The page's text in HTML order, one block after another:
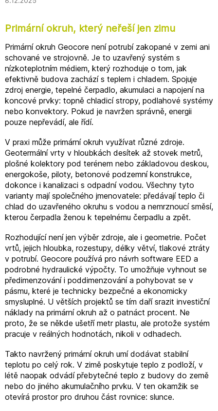
Primární okruh, který neřeší jen zimu
Primární okruh Geocore není potrubí zakopané v zemi ani
schované ve strojovně. Je to uzavřený systém s
nízkoteplotním médiem, který rozhoduje o tom, jak
efektivně budova zachází s teplem i chladem. Spojuje
zdroj energie, tepelné čerpadlo, akumulaci a napojení na
koncové prvky: topně chladicí stropy, podlahové systémy
nebo konvektory. Pokud je navržen správně, energii
pouze nepřevádí, ale řídí.
V praxi může primární okruh využívat různé zdroje.
Geotermální vrty v hloubkách desítek až stovek metrů,
plošné kolektory pod terénem nebo základovou deskou,
energokoše, piloty, betonové podzemní konstrukce,
dokonce i kanalizaci s odpadní vodou. Všechny tyto
varianty mají společného jmenovatele: předávají teplo či
chlad do uzavřeného okruhu s vodou a nemrznoucí směsí,
kterou čerpadla ženou k tepelnému čerpadlu a zpět.
Rozhodující není jen výběr zdroje, ale i geometrie. Počet
vrtů, jejich hloubka, rozestupy, délky větví, tlakové ztráty
v potrubí. Geocore používá pro návrh software EED a
podrobné hydraulické výpočty. To umožňuje vyhnout se
předimenzování i poddimenzování a pohybovat se v
pásmu, které je technicky bezpečné a ekonomicky
smysluplné. U větších projektů se tím daří srazit investiční
náklady na primární okruh až o patnáct procent. Ne
proto, že se někde ušetří metr plastu, ale protože systém
pracuje v reálných hodnotách, nikoli v odhadech.
Takto navržený primární okruh umí dodávat stabilní
teplotu po celý rok. V zimě poskytuje teplo z podloží, v
létě naopak odvádí přebytečné teplo z budovy do země
nebo do jiného akumulačního prvku. V ten okamžik se
otevírá prostor pro druhou část rovnice: slunce.